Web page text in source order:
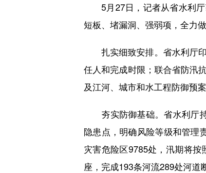
5月27日，记者从省水利厅
短板、堵漏洞、强弱项，全力
扎实细致安排。省水利厅印
任人和完成时限；联合省防汛
及江河、城市和水工程防御预
夯实防御基础。省水利厅持
隐患点，明确风险等级和管理
灾害危险区9785处，汛期将
座，完成193条河流289处河道